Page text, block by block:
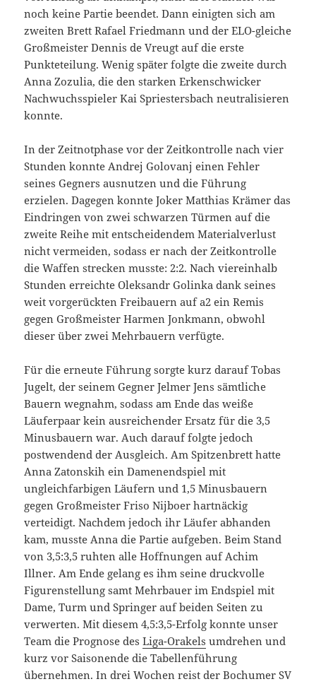
noch keine Partie beendet. Dann einigten sich am
zweiten Brett Rafael Friedmann und der ELO-gleiche
Großmeister Dennis de Vreugt auf die erste
Punkteteilung. Wenig später folgte die zweite durch
Anna Zozulia, die den starken Erkenschwicker
Nachwuchsspieler Kai Spriestersbach neutralisieren
konnte.
In der Zeitnotphase vor der Zeitkontrolle nach vier
Stunden konnte Andrej Golovanj einen Fehler
seines Gegners ausnutzen und die Führung
erzielen. Dagegen konnte Joker Matthias Krämer das
Eindringen von zwei schwarzen Türmen auf die
zweite Reihe mit entscheidendem Materialverlust
nicht vermeiden, sodass er nach der Zeitkontrolle
die Waffen strecken musste: 2:2. Nach viereinhalb
Stunden erreichte Oleksandr Golinka dank seines
weit vorgerückten Freibauern auf a2 ein Remis
gegen Großmeister Harmen Jonkmann, obwohl
dieser über zwei Mehrbauern verfügte.
Für die erneute Führung sorgte kurz darauf Tobas
Jugelt, der seinem Gegner Jelmer Jens sämtliche
Bauern wegnahm, sodass am Ende das weiße
Läuferpaar kein ausreichender Ersatz für die 3,5
Minusbauern war. Auch darauf folgte jedoch
postwendend der Ausgleich. Am Spitzenbrett hatte
Anna Zatonskih ein Damenendspiel mit
ungleichfarbigen Läufern und 1,5 Minusbauern
gegen Großmeister Friso Nijboer hartnäckig
verteidigt. Nachdem jedoch ihr Läufer abhanden
kam, musste Anna die Partie aufgeben. Beim Stand
von 3,5:3,5 ruhten alle Hoffnungen auf Achim
Illner. Am Ende gelang es ihm seine druckvolle
Figurenstellung samt Mehrbauer im Endspiel mit
Dame, Turm und Springer auf beiden Seiten zu
verwerten. Mit diesem 4,5:3,5-Erfolg konnte unser
Team die Prognose desLiga-Orakels umdrehen und
kurz vor Saisonende die Tabellenführung
übernehmen. In drei Wochen reist der Bochumer SV